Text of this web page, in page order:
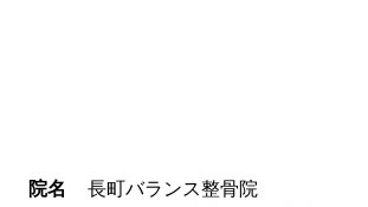
院名 長町バランス整骨院